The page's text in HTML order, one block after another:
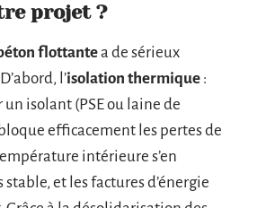
projet ?
flottantea de sérieux
l’isolation thermique :
isolant (PSE ou laine de
efficacement les pertes de
intérieure s’en
stable, et les factures d’énergie